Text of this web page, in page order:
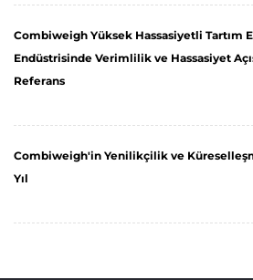
Combiweigh Yüksek Hassasiyetli Tartım
Endüstrisinde Verimlilik ve Hassasiyet
Referans
Combiweigh'in Yenilikçilik ve
Yıl